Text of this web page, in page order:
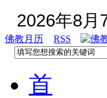
2026年8月
佛教月历 RSS
首